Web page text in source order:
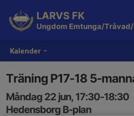
Kalender
LARVS FK
Ungdom Emtunga/
Träning P17-18 5-
Måndag 22 jun, 17:30-18:30
Hedensborg B-plan